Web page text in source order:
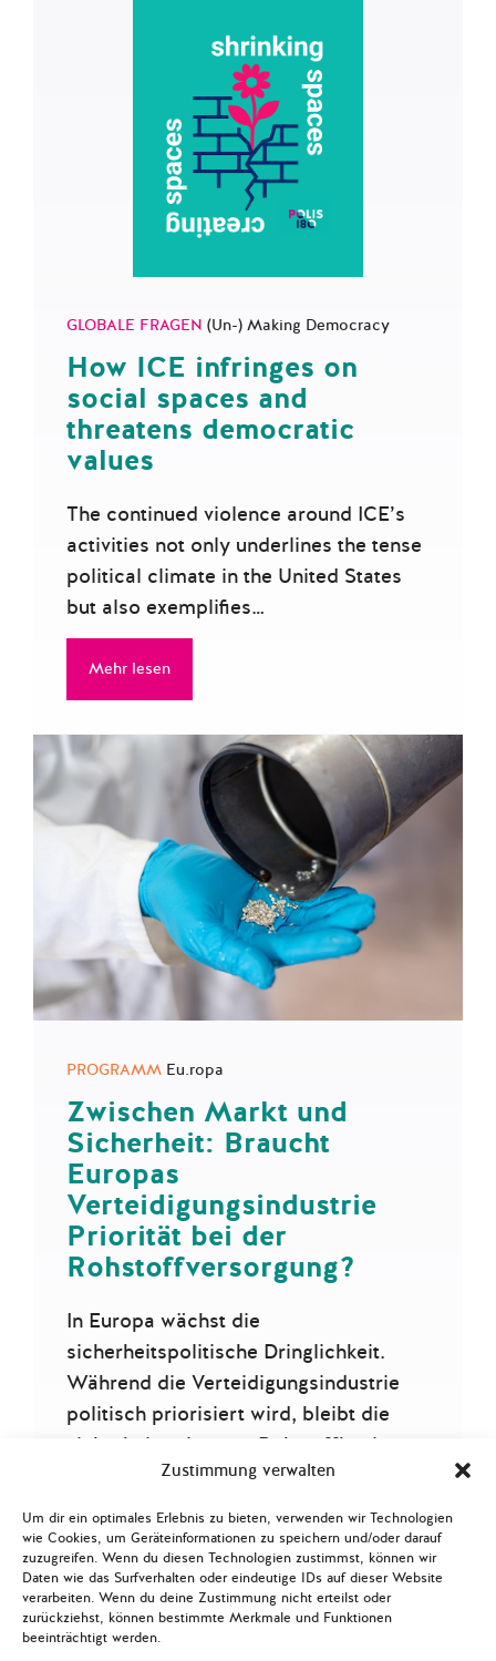
Zustimmung verwalten
Um dir ein optimales Erlebnis zu bieten, verwenden wir Technologien
wie Cookies, um Geräteinformationen zu speichern und/oder darauf
zuzugreifen. Wenn du diesen Technologien zustimmst, können wir
Daten wie das Surfverhalten oder eindeutige IDs auf dieser Website
verarbeiten. Wenn du deine Zustimmung nicht erteilst oder
zurückziehst, können bestimmte Merkmale und Funktionen
beeinträchtigt werden.
GLOBALE FRAGEN (Un-) Making Democracy
How ICE infringes on
social spaces and
threatens democratic
values
The continued violence around ICE’s
activities not only underlines the tense
political climate in the United States
but also exemplifies…
Mehr lesen
PROGRAMM Eu.ropa
Zwischen Markt und
Sicherheit: Braucht
Europas
Verteidigungsindustrie
Priorität bei der
Rohstoffversorgung?
In Europa wächst die
sicherheitspolitische Dringlichkeit.
Während die Verteidigungsindustrie
politisch priorisiert wird, bleibt die
sicherheitsrelevante Rohstoffbasis
ohne strategische Steuerungslogik –…
Mehr lesen